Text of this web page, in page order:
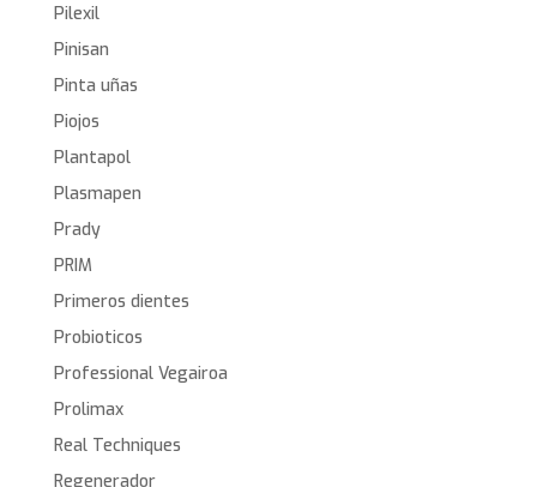
Pilexil
Pinisan
Pinta uñas
Piojos
Plantapol
Plasmapen
Prady
PRIM
Primeros dientes
Probioticos
Professional Vegairoa
Prolimax
Real Techniques
Regenerador